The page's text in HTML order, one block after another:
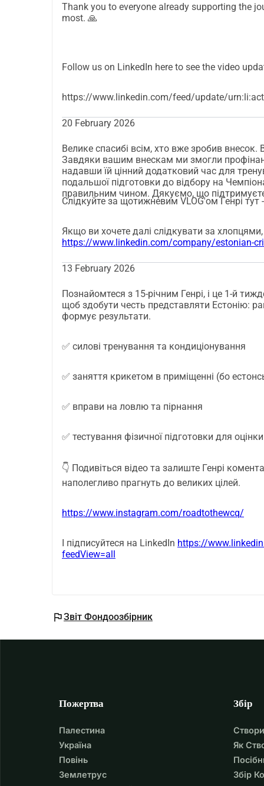
Майстер-класи з психічної продуктивності /
тренувальних блоків5) Практика матчів та
профінансований доступ до зимового
зростання крикету вдома.- 25 = частка
250 = внесок на структурований
підзвітність: Ми надамо:- Регулярні
Оновлення з турніру з Данії та звіт після
публічно (за бажанням).Заклик до діїЯкщо
допомагаєте нам тренуватися взимку,
внесок і поділіться цією кампанією з
спільнотою.Разом ми можемо дати Естонії
Thank you to everyone already supporting the
most. 🙏
Follow us on LinkedIn here to see the video
https://www.linkedin.com/feed/update/
20 February 2026
Велике спасибі всім, хто вже зробив
Завдяки вашим внескам ми змогли
надавши їй цінний додатковий час для
подальшої підготовки до відбору на
правильним чином. Дякуємо, що
Слідкуйте за щотижневим VLOG'ом Генрі тут -
Якщо ви хочете далі слідкувати за
https://www.linkedin.com/company/estonian-
13 February 2026
Познайомтеся з 15-річним Генрі, і це 1-й
щоб здобути честь представляти Естонію:
формує результати.
✅ силові тренування та кондиціонування
✅ заняття крикетом в приміщенні (бо
✅ вправи на ловлю та пірнання
✅ тестування фізичної підготовки для
👇 Подивіться відео та залиште Генрі
наполегливо прагнуть до великих цілей.
https://www.instagram.com/roadtothewcq/
І підписуйтеся на LinkedIn https://
feedView=all
flagЗвіт Фондоозбірник
Пожертва
Палестина
Україна
Повінь
Землетрус
Збір
Як
Збір